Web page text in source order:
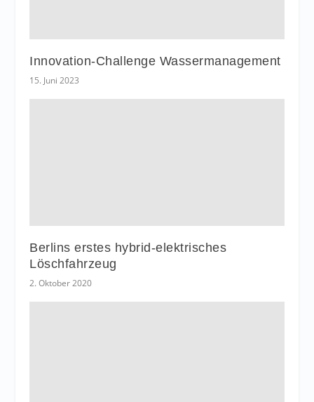
Innovation-Challenge Wassermanagement
15. Juni 2023
Berlins erstes hybrid-elektrisches
Löschfahrzeug
2. Oktober 2020